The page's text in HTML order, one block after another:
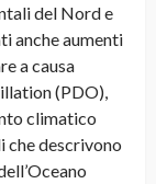
del Nord e
anche aumenti
a causa
(PDO),
climatico
che descrivono